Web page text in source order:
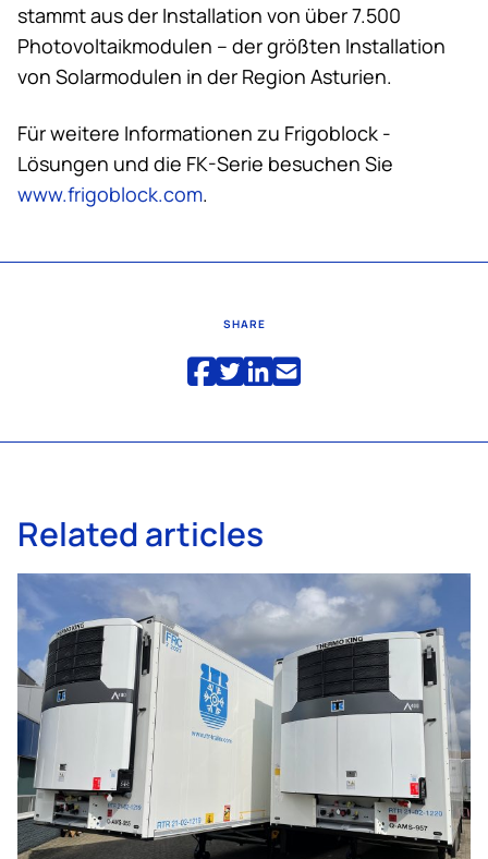
stammt aus der Installation von über 7.500
Photovoltaikmodulen – der größten Installation
von Solarmodulen in der Region Asturien.
Für weitere Informationen zu Frigoblock -
Lösungen und die FK-Serie besuchen Sie
www.frigoblock.com.
SHARE
Related articles